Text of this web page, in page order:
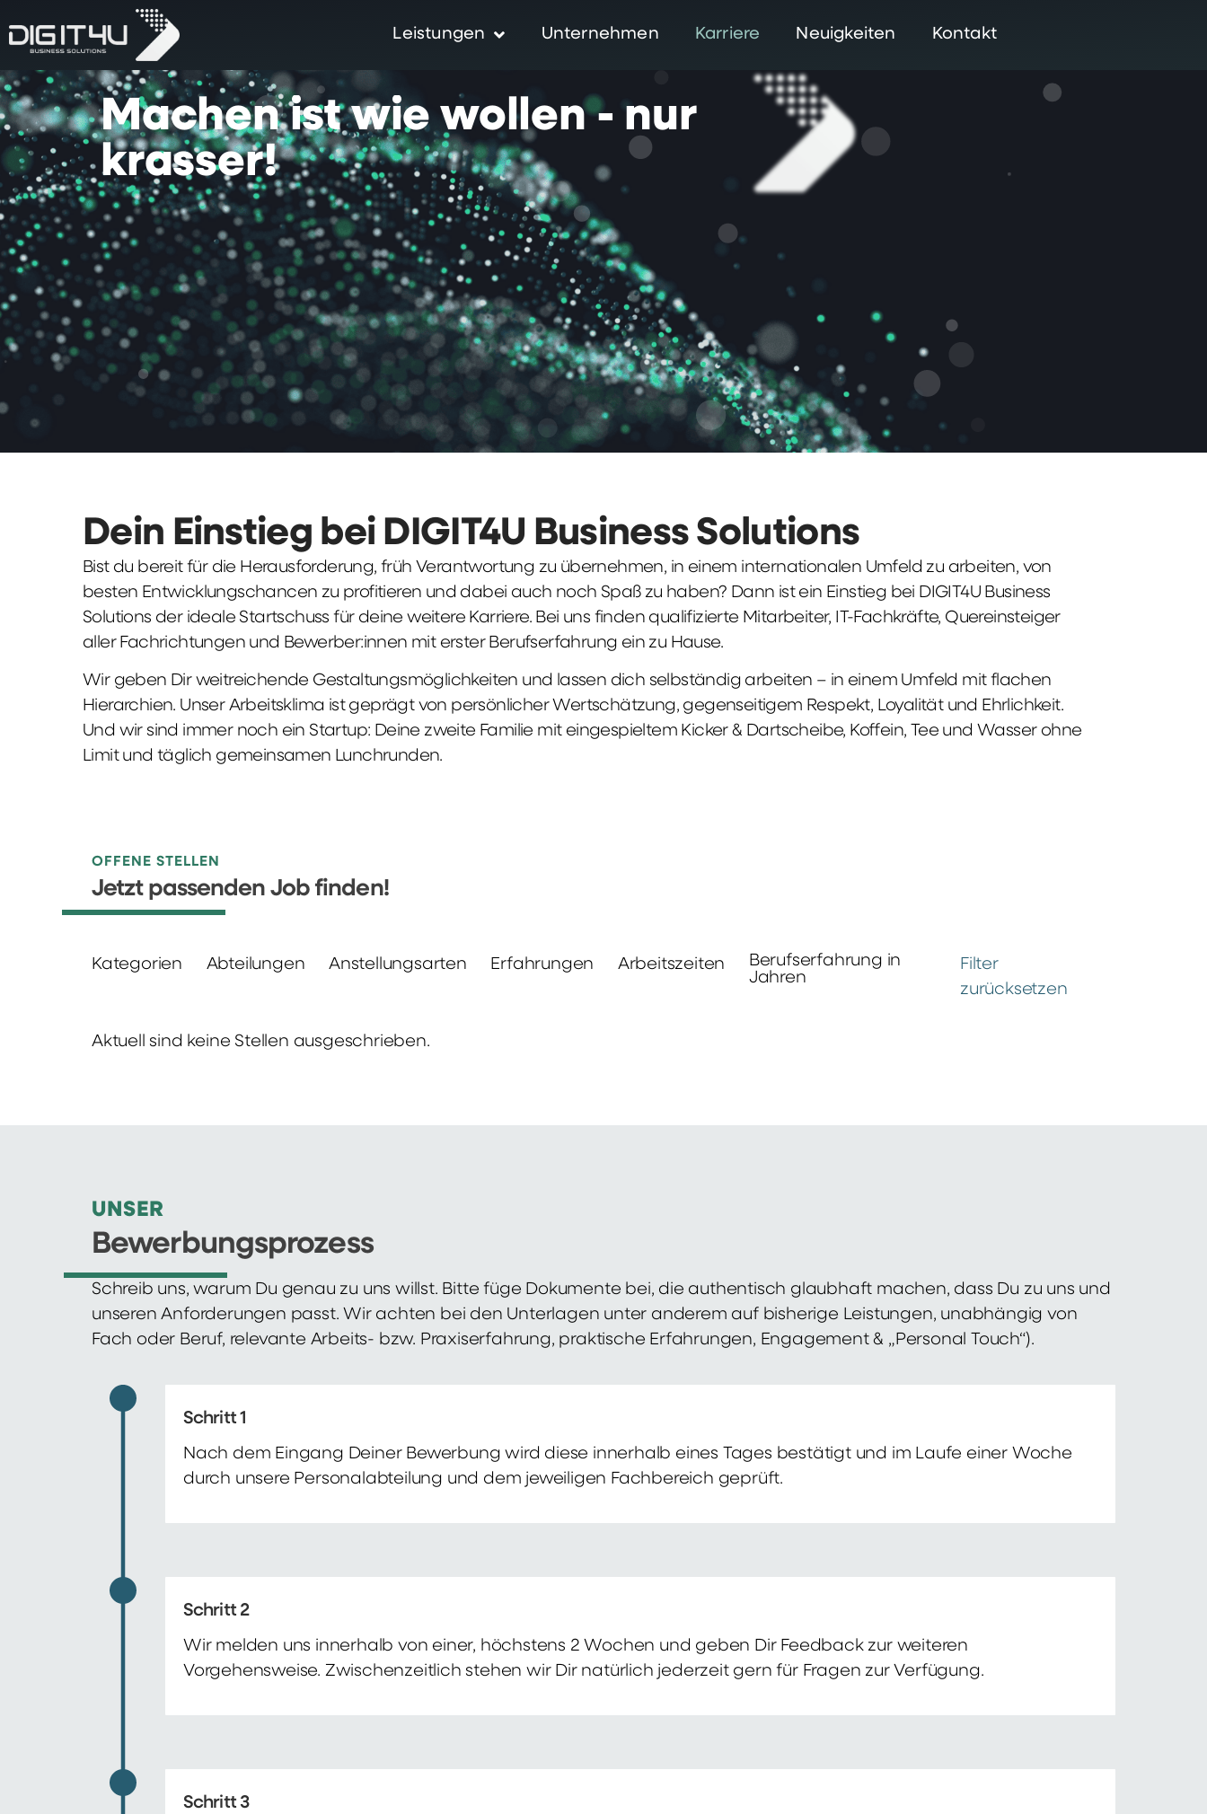
Leistungen Unternehmen Karriere Neuigkeiten Kontakt
Machen ist wie wollen - nur
krasser!
Dein Einstieg bei DIGIT4U Business Solutions
Bist du bereit für die Herausforderung, früh Verantwortung zu übernehmen, in einem internationalen Umfeld zu arbeiten, von
besten Entwicklungschancen zu profitieren und dabei auch noch Spaß zu haben? Dann ist ein Einstieg bei DIGIT4U Business
Solutions der ideale Startschuss für deine weitere Karriere. Bei uns finden qualifizierte Mitarbeiter, IT-Fachkräfte, Quereinsteiger
aller Fachrichtungen und Bewerber:innen mit erster Berufserfahrung ein zu Hause.
Wir geben Dir weitreichende Gestaltungsmöglichkeiten und lassen dich selbständig arbeiten – in einem Umfeld mit flachen
Hierarchien. Unser Arbeitsklima ist geprägt von persönlicher Wertschätzung, gegenseitigem Respekt, Loyalität und Ehrlichkeit.
Und wir sind immer noch ein Startup: Deine zweite Familie mit eingespieltem Kicker & Dartscheibe, Koffein, Tee und Wasser ohne
Limit und täglich gemeinsamen Lunchrunden.
OFFENE STELLEN
Jetzt passenden Job finden!
Kategorien Abteilungen Anstellungsarten Erfahrungen Arbeitszeiten
Berufserfahrung in
Jahren
Filter
zurücksetzen
Aktuell sind keine Stellen ausgeschrieben.
UNSER
Bewerbungsprozess
Schreib uns, warum Du genau zu uns willst. Bitte füge Dokumente bei, die authentisch glaubhaft machen, dass Du zu uns und
unseren Anforderungen passt. Wir achten bei den Unterlagen unter anderem auf bisherige Leistungen, unabhängig von
Fach oder Beruf, relevante Arbeits- bzw. Praxiserfahrung, praktische Erfahrungen, Engagement & „Personal Touch“).
Schritt 1
Nach dem Eingang Deiner Bewerbung wird diese innerhalb eines Tages bestätigt und im Laufe einer Woche
durch unsere Personalabteilung und dem jeweiligen Fachbereich geprüft.
Schritt 2
Wir melden uns innerhalb von einer, höchstens 2 Wochen und geben Dir Feedback zur weiteren
Vorgehensweise. Zwischenzeitlich stehen wir Dir natürlich jederzeit gern für Fragen zur Verfügung.
Schritt 3